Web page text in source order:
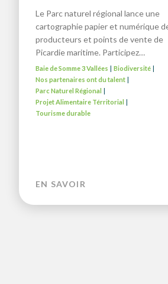
Le Parc naturel régional lance une
cartographie papier et numérique
producteurs et points de vente de
Picardie maritime. Participez…
Baie de Somme 3 Vallées Biodiversité
Nos partenaires ont du talent
Parc Naturel Régional
Projet Alimentaire Térritorial
Tourisme durable
EN SAVOIR